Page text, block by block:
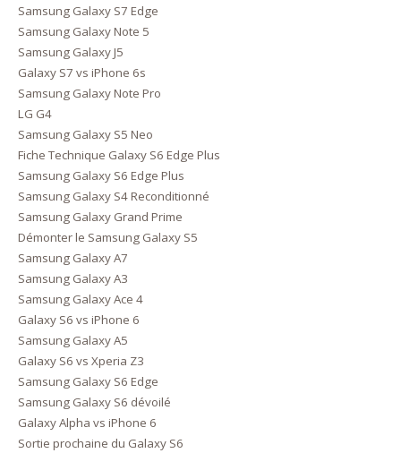
Samsung Galaxy S7 Edge
Samsung Galaxy Note 5
Samsung Galaxy J5
Galaxy S7 vs iPhone 6s
Samsung Galaxy Note Pro
LG G4
Samsung Galaxy S5 Neo
Fiche Technique Galaxy S6 Edge Plus
Samsung Galaxy S6 Edge Plus
Samsung Galaxy S4 Reconditionné
Samsung Galaxy Grand Prime
Démonter le Samsung Galaxy S5
Samsung Galaxy A7
Samsung Galaxy A3
Samsung Galaxy Ace 4
Galaxy S6 vs iPhone 6
Samsung Galaxy A5
Galaxy S6 vs Xperia Z3
Samsung Galaxy S6 Edge
Samsung Galaxy S6 dévoilé
Galaxy Alpha vs iPhone 6
Sortie prochaine du Galaxy S6